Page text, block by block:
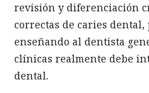
revisión y diferenciación
correctas de caries dental,
enseñando al dentista
clínicas realmente debe
dental.